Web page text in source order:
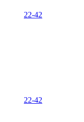
22-42
22-42